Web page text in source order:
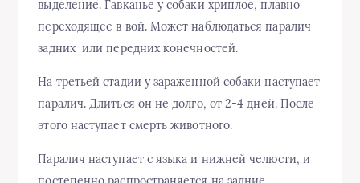
выделение. Гавканье у собаки хриплое, плавно
переходящее в вой. Может наблюдаться паралич
задних или передних конечностей.
На третьей стадии у зараженной собаки наступает
паралич. Длиться он не долго, от 2-4 дней. После
этого наступает смерть животного.
Паралич наступает с языка и нижней челюсти, и